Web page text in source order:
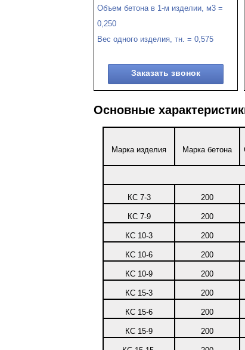
Объем бетона в 1-м изделии, м3 =
0,250
Вес одного изделия, тн. = 0,575
Заказать звонок
Основные
Марка изделия Марка бетона
КС 7-3 200
КС 7-9 200
КС 10-3 200
КС 10-6 200
КС 10-9 200
КС 15-3 200
КС 15-6 200
КС 15-9 200